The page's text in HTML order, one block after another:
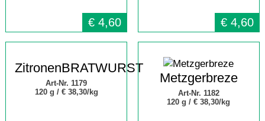
€ 4,60 € 4,60
ZitronenBRATWURST
Art-Nr. 1179
120 g / € 38,30/kg
Metzgerbreze
Art-Nr. 1182
120 g /€ 38,30/kg